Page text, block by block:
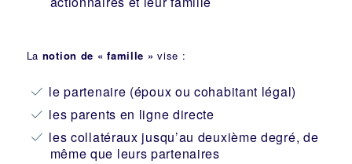
La notion de « famille » vise :
le partenaire (époux ou cohabitant légal)
les parents en ligne directe
les collatéraux jusqu’au deuxième degré, de
même que leurs partenaires